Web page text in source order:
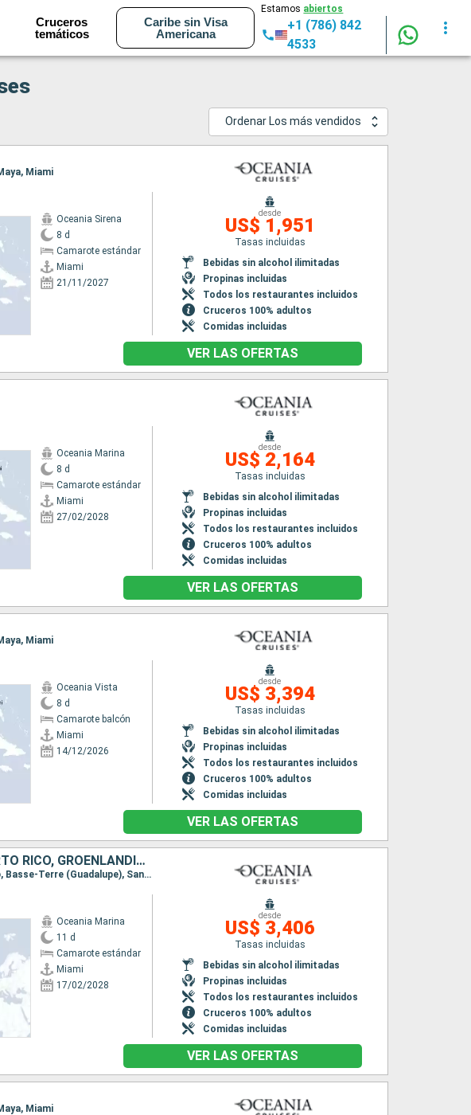
Cruceros
temáticos
Caribe sin Visa
Americana
Estamos abiertos
+1 (786) 842
4533
Ordenar Los más vendidos
Miami
Oceania Sirena
8 d
Camarote estándar
Miami
21/11/2027
desde
US$ 1,951
Tasas incluidas
Bebidas sin alcohol ilimitadas
Propinas incluidas
Todos los restaurantes incluidos
Cruceros 100% adultos
Comidas incluidas
VER LAS OFERTAS
Oceania Marina
8 d
Camarote estándar
Miami
27/02/2028
desde
US$ 2,164
Tasas incluidas
Bebidas sin alcohol ilimitadas
Propinas incluidas
Todos los restaurantes incluidos
Cruceros 100% adultos
Comidas incluidas
VER LAS OFERTAS
Miami
Oceania Vista
8 d
Camarote balcón
Miami
14/12/2026
desde
US$ 3,394
Tasas incluidas
Bebidas sin alcohol ilimitadas
Propinas incluidas
Todos los restaurantes incluidos
Cruceros 100% adultos
Comidas incluidas
VER LAS OFERTAS
ESTADOS UNIDOS, REPÚBLICA DOMINICANA, PUERTO RICO, GROENLANDIA, FRANCIA, SAN MARTÍN
Itinerario : Miami, Puerto Plata, San Juan, Frederiksdal and Sydkap, Basse-Terre (Guadalupe), Santo Barthélemy, Philipsburg, Miami
Oceania Marina
11 d
Camarote estándar
Miami
17/02/2028
desde
US$ 3,406
Tasas incluidas
Bebidas sin alcohol ilimitadas
Propinas incluidas
Todos los restaurantes incluidos
Cruceros 100% adultos
Comidas incluidas
VER LAS OFERTAS
Miami